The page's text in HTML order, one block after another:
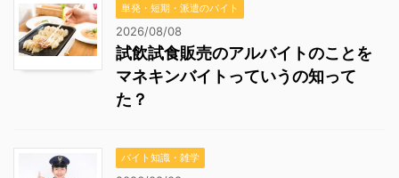
単発・短期・派遣のバイト
2026/08/08
試飲試食販売のアルバイトのことを
マネキンバイトっていうの知って
た？
バイト知識・雑学